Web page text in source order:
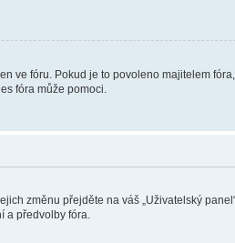
ve fóru. Pokud je to povoleno majitelem
fóra může pomoci.
změnu přejděte na váš „Uživatelský
a předvolby fóra.